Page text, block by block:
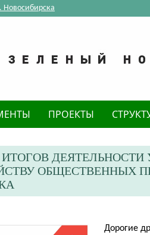
Новосибирска
ПРОЕКТЫ
ДЕЯТЕЛЬНОСТИ
ОБЩЕСТВЕННЫХ
Дорогие